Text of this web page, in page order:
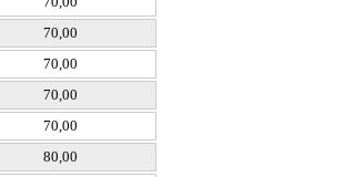
70,00
70,00
70,00
70,00
80,00